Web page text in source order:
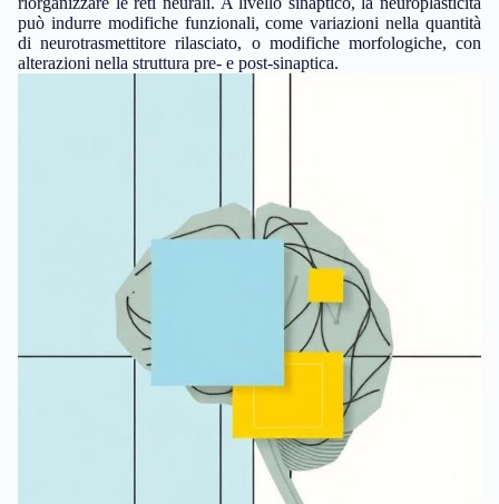
può indurre modifiche funzionali, come variazioni nella quantità
di neurotrasmettitore rilasciato, o modifiche morfologiche, con
alterazioni nella struttura pre- e post-sinaptica.